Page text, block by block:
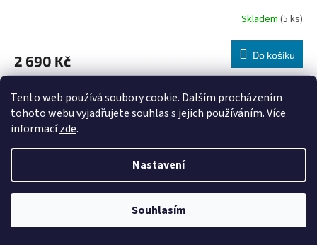
Tento web používá soubory cookie. Dalším procházením
tohoto webu vyjadřujete souhlas s jejich používáním. Více
informacízde.
Nastavení
Souhlasím
R
M
A
Skladem (5 ks)
2 690 Kč Do košíku